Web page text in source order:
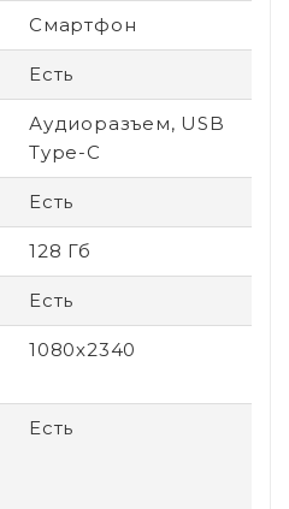
Смартфон
Есть
Аудиоразъем, USB
Type-C
Есть
128 Гб
Есть
1080х2340
Есть